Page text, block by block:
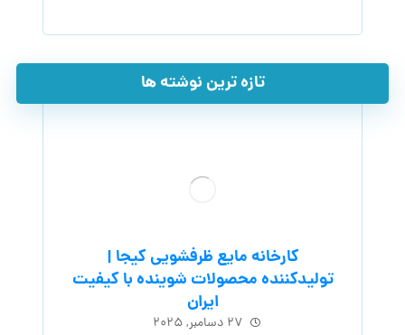
تازه ترین نوشته ها
کارخانه مایع ظرفشویی کیجا |
تولیدکننده محصولات شوینده با کیفیت
ایران
۲۷ دسامبر, ۲۰۲۵